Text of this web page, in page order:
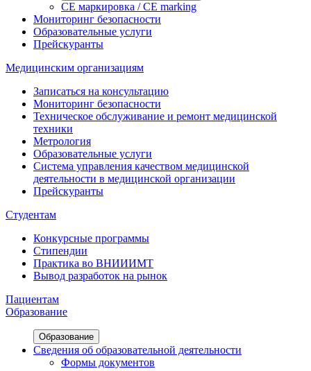
CE маркировка / CE marking
Мониторинг безопасности
Образовательные услуги
Прейскуранты
Медицинским организациям
Записаться на консультацию
Мониторинг безопасности
Техническое обслуживание и ремонт медицинской
техники
Метрология
Образовательные услуги
Система управления качеством медицинской
деятельности в медицинской организации
Прейскуранты
Студентам
Конкурсные программы
Стипендии
Практика во ВНИИИМТ
Вывод разработок на рынок
Пациентам
Образование
Образование
Сведения об образовательной деятельности
Формы документов